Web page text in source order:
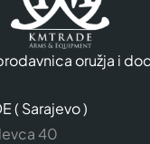
oružja i
( Sarajevo )
40